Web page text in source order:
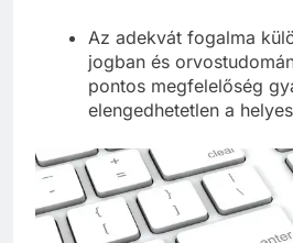
Az adekvát fogalma
jogban és
pontos megfelelőség
elengedhetetlen a